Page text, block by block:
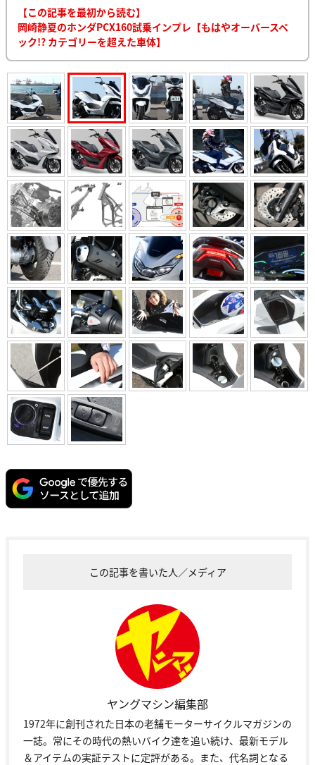
【この記事を最初から読む】
岡崎静夏のホンダPCX160試乗インプレ【もはやオーバースペ
ック!? カテゴリーを超えた車体】
この記事を書いた人／メディア
ヤングマシン編集部
1972年に創刊された日本の老舗モーターサイクルマガジンの
一誌。常にその時代の熱いバイク達を追い続け、最新モデル
＆アイテムの実証テストに定評がある。また、代名詞となる